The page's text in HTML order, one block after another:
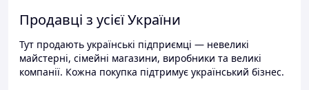
Продавці з усієї України
Тут продають українські підприємці — невеликі
майстерні, сімейні магазини, виробники та великі
компанії. Кожна покупка підтримує український бізнес.